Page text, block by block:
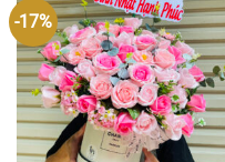
-17%